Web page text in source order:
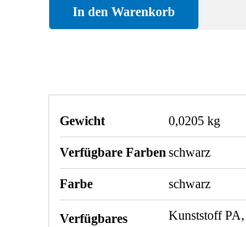
-
Abbildung
In den Warenkorb
Gewicht 0,0205 kg
Verfügbare Farben schwarz
Farbe schwarz
Verfügbares
Kunststoff PA,